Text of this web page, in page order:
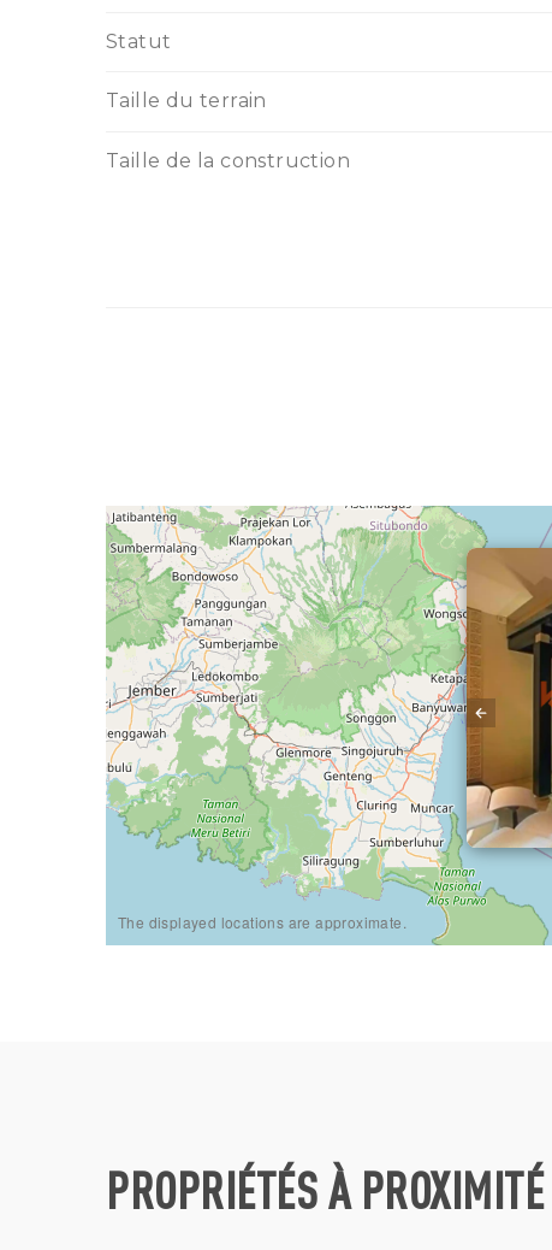
Statut
Taille du terrain
Taille de la construction
1
The displayed locations are approximate.
PROPRIÉTÉS À PROXIMITÉ